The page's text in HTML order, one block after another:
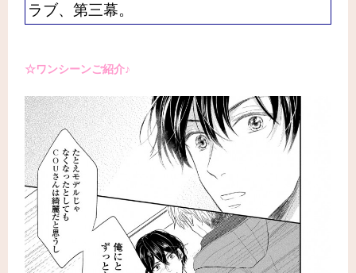
ラブ、第三幕。
☆ワンシーンご紹介♪